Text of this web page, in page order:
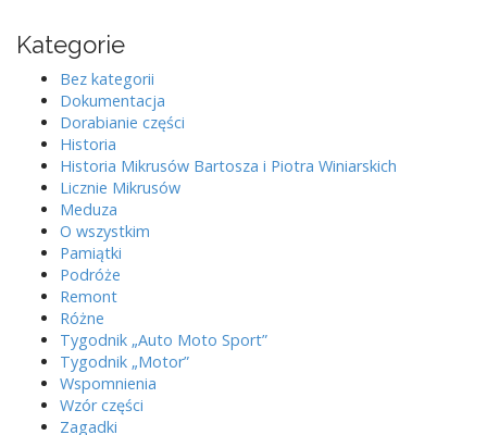
Kategorie
Bez kategorii
Dokumentacja
Dorabianie części
Historia
Historia Mikrusów Bartosza i Piotra Winiarskich
Licznie Mikrusów
Meduza
O wszystkim
Pamiątki
Podróże
Remont
Różne
Tygodnik „Auto Moto Sport”
Tygodnik „Motor”
Wspomnienia
Wzór części
Zagadki